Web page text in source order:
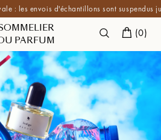
: les envois d'échantillons sont suspendus
PARFUM
(0)